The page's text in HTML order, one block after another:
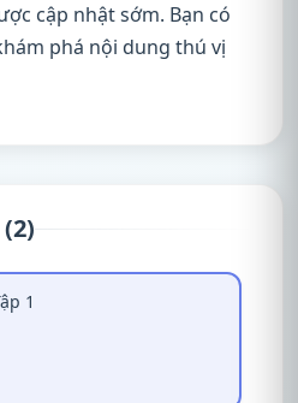
cập nhật sớm. Bạn có
phá nội dung thú vị
1